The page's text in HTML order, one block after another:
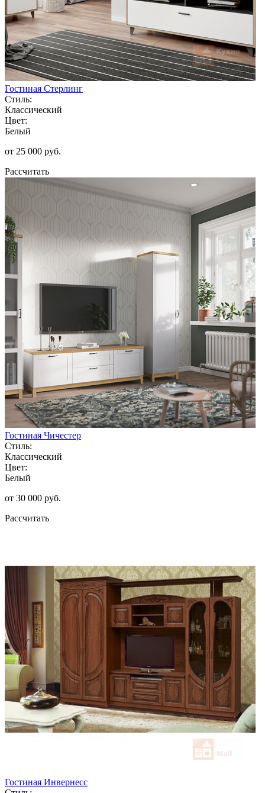
Гостиная Стерлинг
Стиль:
Классический
Цвет:
Белый
от 25 000 руб.
Рассчитать
Гостиная Чичестер
Стиль:
Классический
Цвет:
Белый
от 30 000 руб.
Рассчитать
Гостиная Инвернесс